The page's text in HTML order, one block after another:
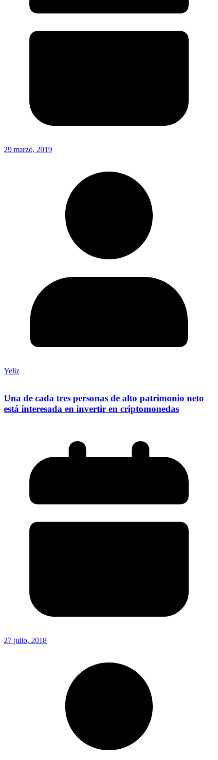
29 marzo, 2019
Yeliz
Una de cada tres personas de alto patrimonio neto
está interesada en invertir en criptomonedas
27 julio, 2018